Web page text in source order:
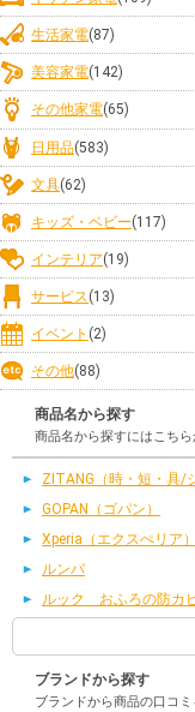
生活家電(87)
美容家電(142)
その他家電(65)
日用品(583)
文具(62)
キッズ・ベビー(117)
インテリア(19)
サービス(13)
イベント (2)
その他(88)
商品名から探す
商品名から探すにはこちら
ZITANG（時・短・具/
GOPAN（ゴパン）
Xperia（エクスぺリア
ルンバ
ルック おふろの防カ
ブランドから探す
ブランドから商品の口コ